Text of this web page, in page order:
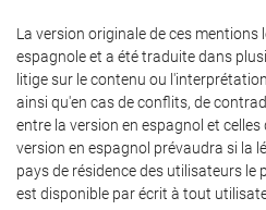
La version originale de ces mentions
espagnole et a été traduite dans
litige sur le contenu ou
ainsi qu'en cas de conflits, de
entre la version en espagnol et
version en espagnol prévaudra si la
pays de résidence des utilisateurs le
est disponible par écrit à tout